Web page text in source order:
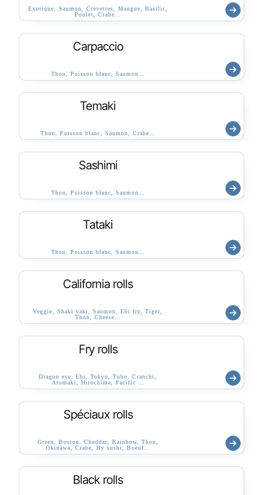
Exotique, Saumon, Crevettes, Mangue, Basilic,
Poulet, Crabe…
Carpaccio
Thon, Poisson blanc, Saumon…
Temaki
Thon, Poisson blanc, Saumon, Crabe…
Sashimi
Thon, Poisson blanc, Saumon…
Tataki
Thon, Poisson blanc, Saumon…
California rolls
Veggie, Shaki yaki, Saumon, Ebi fry, Tiger,
Thon, Cheese…
Fry rolls
Dragon eye, Ebi, Tokyo, Tubo, Cranchi,
Aromaki, Hirochima, Pacific …
Spéciaux rolls
Green, Boston, Cheddar, Rainbow, Thon,
Okinawa, Crabe, Hy sushi, Boeuf…
Black rolls